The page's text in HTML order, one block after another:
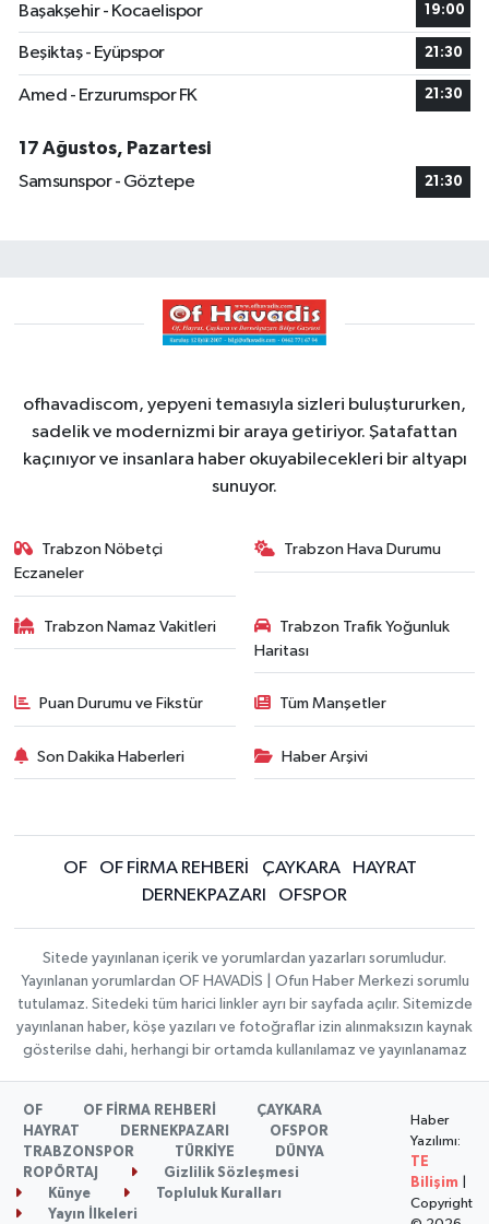
Başakşehir - Kocaelispor
19:00
Beşiktaş - Eyüpspor 21:30
Amed - Erzurumspor FK 21:30
17 Ağustos, Pazartesi
Samsunspor - Göztepe
21:30
ofhavadiscom, yepyeni temasıyla sizleri buluştururken,
sadelik ve modernizmi bir araya getiriyor. Şatafattan
kaçınıyor ve insanlara haber okuyabilecekleri bir altyapı
sunuyor.
Trabzon Nöbetçi
Eczaneler
Trabzon Hava Durumu
Trabzon Namaz Vakitleri
Trabzon Trafik Yoğunluk
Haritası
Puan Durumu ve Fikstür Tüm Manşetler
Son Dakika Haberleri Haber Arşivi
OF OF FİRMA REHBERİ ÇAYKARA
HAYRAT
DERNEKPAZARI
OFSPOR
Sitede yayınlanan içerik ve yorumlardan yazarları sorumludur.
Yayınlanan yorumlardan OF HAVADİS | Ofun Haber Merkezi sorumlu
tutulamaz. Sitedeki tüm harici linkler ayrı bir sayfada açılır. Sitemizde
yayınlanan haber, köşe yazıları ve fotoğraflar izin alınmaksızın kaynak
gösterilse dahi, herhangi bir ortamda kullanılamaz ve yayınlanamaz
OF OF FİRMA REHBERİ
ÇAYKARA
HAYRAT
DERNEKPAZARI
OFSPOR
TRABZONSPOR
TÜRKİYE
DÜNYA
ROPÖRTAJ
Gizlilik Sözleşmesi
Künye
Topluluk Kuralları
Yayın İlkeleri
Haber
Yazılımı:
TE
Bilişim
Copyright